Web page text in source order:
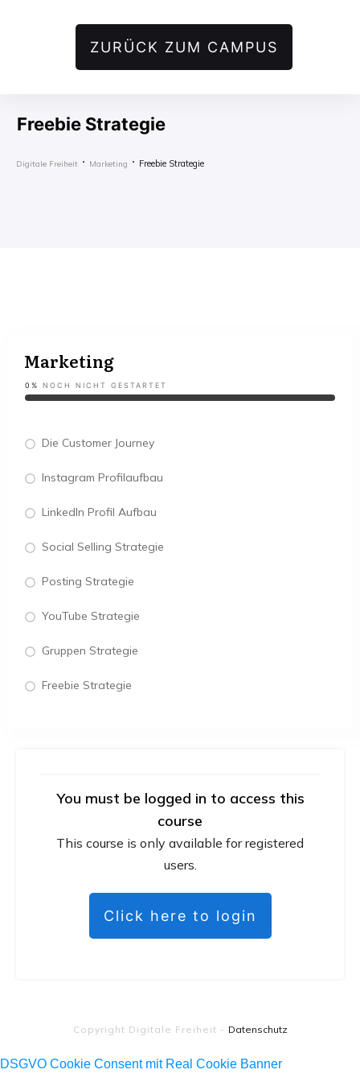
ZURÜCK ZUM CAMPUS
Freebie Strategie
Digitale Freiheit Marketing Freebie Strategie
You must be logged in to access this
course
This course is only available for registered
users.
Click here to login
Marketing
0% NOCH NICHT GESTARTET
Die Customer Journey
Instagram Profilaufbau
LinkedIn Profil Aufbau
Social Selling Strategie
Posting Strategie
YouTube Strategie
Gruppen Strategie
Freebie Strategie
Copyright Digitale Freiheit - Datenschutz
DSGVO Cookie Consent mit Real Cookie Banner